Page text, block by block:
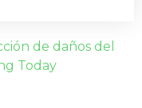
de daños del
Today